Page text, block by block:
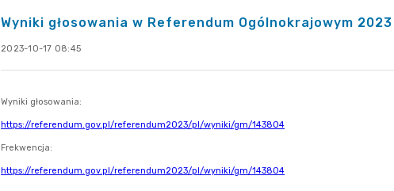
Wyniki głosowania w Referendum Ogólnokrajowym
2023-10-17 08:45